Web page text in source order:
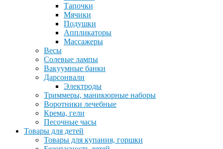
Тапочки
Мячики
Подушки
Аппликаторы
Массажеры
Весы
Солевые лампы
Вакуумные банки
Дарсонвали
Электроды
Триммеры, маникюрные наборы
Воротники лечебные
Крема, гели
Песочные часы
Товары для детей
Товары для купания, горшки